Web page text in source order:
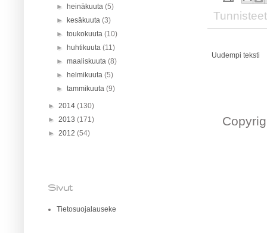
Uudempi teksti
►heinäkuuta(5)
►kesäkuuta(3)
►toukokuuta(10)
►huhtikuuta(11)
►maaliskuuta(8)
►helmikuuta(5)
►tammikuuta(9)
► 2014 (130)
► 2013 (171)
► 2012 (54)
Sivut
Tietosuojalauseke